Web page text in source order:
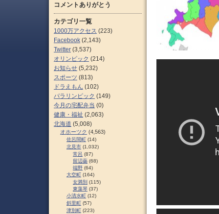
コメントありがとう
カテゴリ一覧
1000万アクセス (223)
Facebook (2,143)
Twitter (3,537)
オリンピック (214)
お知らせ (5,232)
スポーツ (813)
ドラえもん (102)
パラリンピック (149)
今月の宅配弁当 (0)
健康・福祉 (2,063)
北海道 (5,008)
オホーツク (4,563)
佐呂間町 (14)
北見市 (1,032)
常呂 (87)
留辺蘂 (68)
端野 (64)
大空町 (164)
女満別 (115)
東藻琴 (37)
小清水町 (12)
斜里町 (57)
津別町 (223)